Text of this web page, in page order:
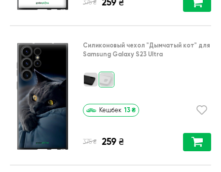
375 ₴ 259 ₴
Силиконовый чехол "Дымчатый кот" для
Samsung Galaxy S23 Ultra
Кешбек 13 ₴
375 ₴ 259 ₴